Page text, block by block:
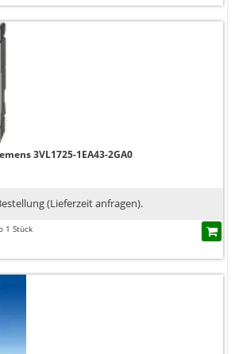
3VL1725-1EA43-2GA0
(Lieferzeit anfragen).
1 Stück